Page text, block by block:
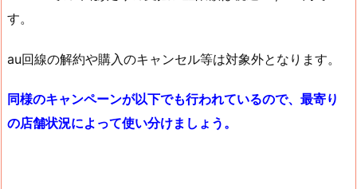
す。
au回線の解約や購入のキャンセル等は対象外となります。
同様のキャンペーンが以下でも行われているので、最寄り
の店舗状況によって使い分けましょう。